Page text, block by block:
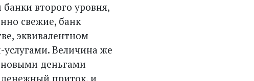
второго уровня,
свежие, банк
эквивалент­ном
Величина же
новыми деньгами
приток, и